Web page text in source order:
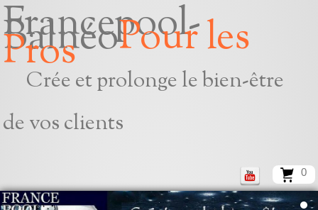
Francepool-
BalnéoPour les
Pros
Crée et prolonge le bien-être
de vos clients
0